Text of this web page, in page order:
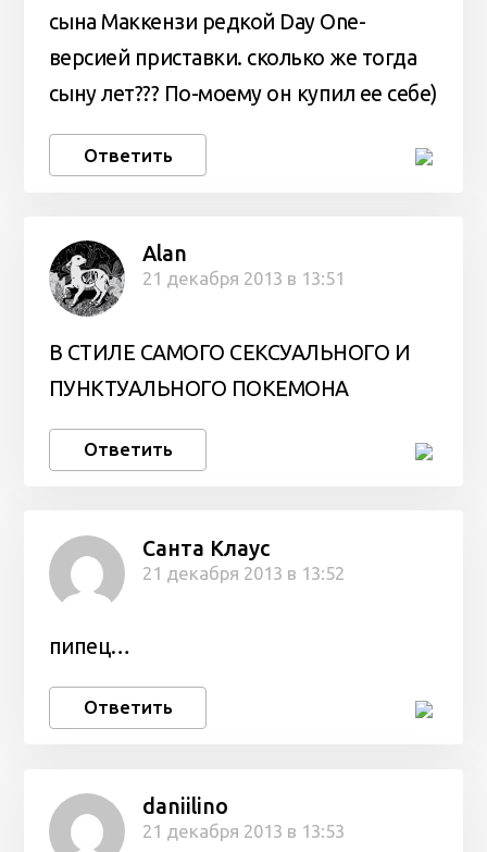
сына Маккензи редкой Day One-
версией приставки. сколько же тогда
сыну лет??? По-моему он купил ее себе)
Ответить
Alan
21 декабря 2013 в 13:51
В СТИЛЕ САМОГО СЕКСУАЛЬНОГО И
ПУНКТУАЛЬНОГО ПОКЕМОНА
Ответить
Санта Клаус
21 декабря 2013 в 13:52
пипец…
Ответить
daniilino
21 декабря 2013 в 13:53